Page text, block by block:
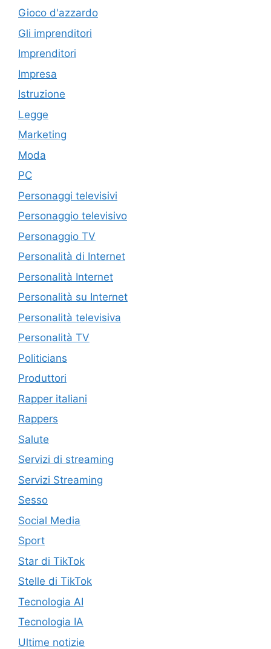
Gioco d'azzardo
Gli imprenditori
Imprenditori
Impresa
Istruzione
Legge
Marketing
Moda
PC
Personaggi televisivi
Personaggio televisivo
Personaggio TV
Personalità di Internet
Personalità Internet
Personalità su Internet
Personalità televisiva
Personalità TV
Politicians
Produttori
Rapper italiani
Rappers
Salute
Servizi di streaming
Servizi Streaming
Sesso
Social Media
Sport
Star di TikTok
Stelle di TikTok
Tecnologia AI
Tecnologia IA
Ultime notizie